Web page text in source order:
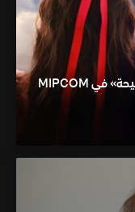
تشاغلار أرطغرل وديريا بينار آك يمثلان «القبيحة» في MIPCOM